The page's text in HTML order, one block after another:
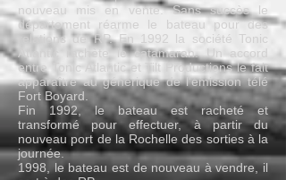
nouveau mis en vente. Sans succès le
département réarme le bateau pour des
relations de RP. En 1992 la société Tonic
Atlantic rachète le catamaran. Un accord
entre Tonic Atlantic et Tilt Productions le fait
apparaître au générique de l'émission télé
Fort Boyard.
Fin 1992, le bateau est racheté et
transformé pour effectuer, à partir du
nouveau port de la Rochelle des sorties à la
journée.
1998, le bateau est de nouveau à vendre, il